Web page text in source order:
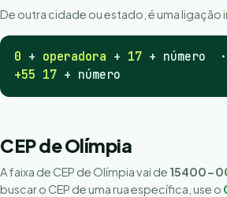
De outra cidade ou estado, é uma ligação
0 + operadora + 17 + número
+55 17 + número
CEP de Olímpia
A faixa de CEP de Olímpia vai de 15400-
buscar o CEP de uma rua específica, use o